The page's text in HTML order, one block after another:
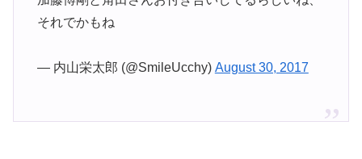
それでかもね
— 内山栄太郎 (@SmileUcchy) August 30, 2017